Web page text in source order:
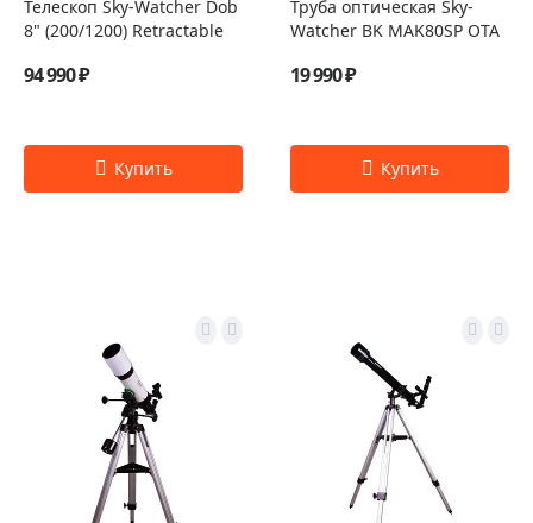
Телескоп Sky-Watcher Dob
8" (200/1200) Retractable
94 990 ₽
Труба оптическая Sky-
Watcher BK MAK80SP OTA
19 990 ₽